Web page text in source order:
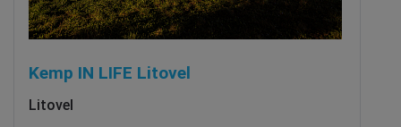
Kemp IN LIFE Litovel
Litovel